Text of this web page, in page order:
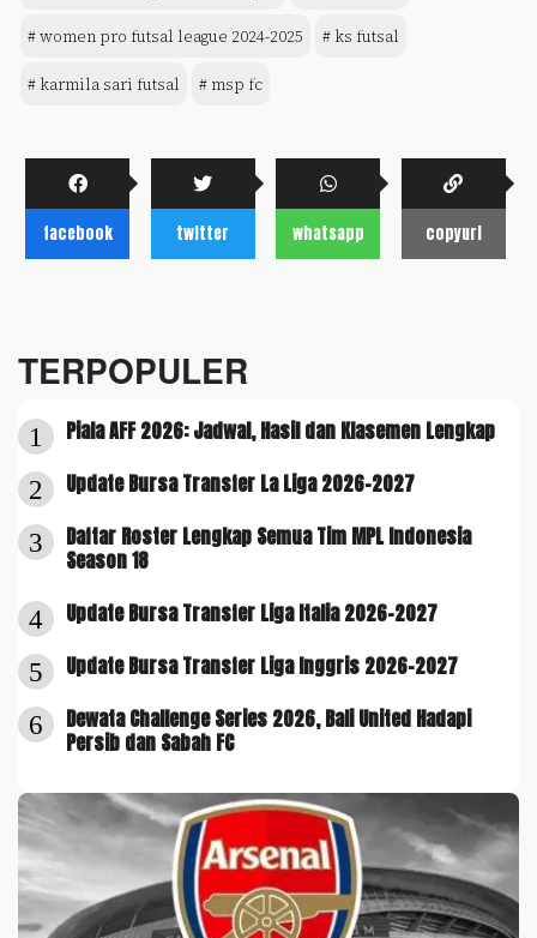
# women pro futsal league 2024-2025 # ks futsal
# karmila sari futsal # msp fc
facebook twitter whatsapp copyurl
TERPOPULER
1 Piala AFF 2026: Jadwal, Hasil dan Klasemen Lengkap
2 Update Bursa Transfer La Liga 2026-2027
3
Daftar Roster Lengkap Semua Tim MPL Indonesia
Season 18
4 Update Bursa Transfer Liga Italia 2026-2027
5 Update Bursa Transfer Liga Inggris 2026-2027
6
Dewata Challenge Series 2026, Bali United Hadapi
Persib dan Sabah FC